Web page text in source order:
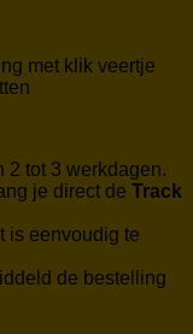
met klik veertje
2 tot 3 werkdagen.
je direct de Track
is eenvoudig te
de bestelling